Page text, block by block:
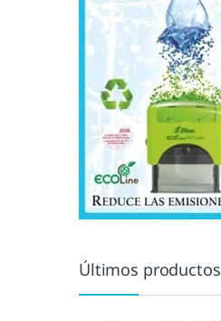
Últimos productos